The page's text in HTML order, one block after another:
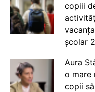
copiii
școlar
Aura
o mare
copii